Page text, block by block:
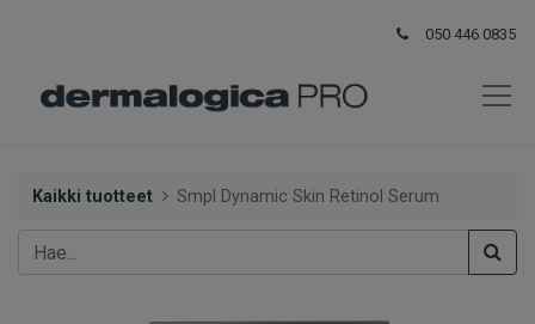
050 446 0835
Kaikki tuotteet Smpl Dynamic Skin Retinol Serum